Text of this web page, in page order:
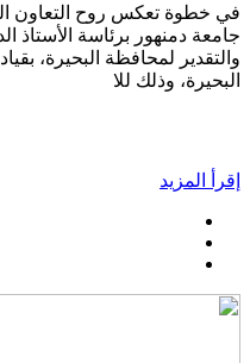
في خطوة تعكس روح التعاون
جامعة دمنهور برئاسة الأستاذ
والتقدير لمحافظة البحيرة،
البحيرة، وذلك للا
إقرأ المزيد